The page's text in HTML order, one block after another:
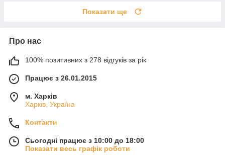
Показати ще
Про нас
100% позитивних з 278 відгуків за рік
Працює з 26.01.2015
м. Харків
Харків, Україна
Контакти
Сьогодні працює з 10:00 до 18:00
Показати весь графік роботи